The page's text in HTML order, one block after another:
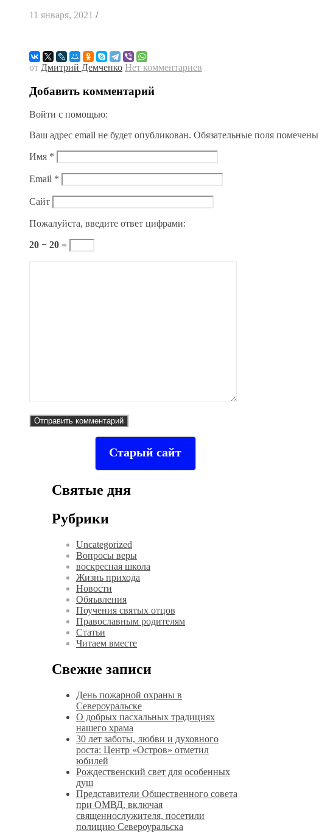
11 января, 2021 /
от Дмитрий Демченко Нет комментариев
Добавить комментарий
Войти с помощью:
Ваш адрес email не будет опубликован. Обязательные поля помечены
Имя *
Email *
Сайт
Пожалуйста, введите ответ цифрами:
20 − 20 =
Старый сайт
Святые дня
Рубрики
Uncategorized
Вопросы веры
воскресная школа
Жизнь прихода
Новости
Обяъвления
Поучения святых отцов
Православным родителям
Статьи
Читаем вместе
Свежие записи
День пожарной охраны в
Североуральске
О добрых пасхальных традициях
нашего храма
30 лет заботы, любви и духовного
роста: Центр «Остров» отметил
юбилей
Рождественский свет для особенных
душ
Представители Общественного совета
при ОМВД, включая
священнослужителя, посетили
полицию Североуральска